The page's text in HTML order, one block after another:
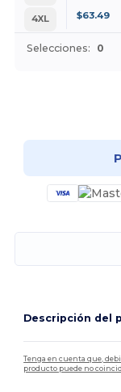
4XL
$63.49
Selecciones: 0
Descripción del
Tenga en cuenta que,
producto puede no